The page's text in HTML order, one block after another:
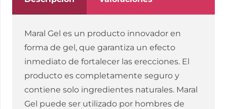
Maral Gel es un producto innovador en
forma de gel, que garantiza un efecto
inmediato de fortalecer las erecciones. El
producto es completamente seguro y
contiene solo ingredientes naturales. Maral
Gel puede ser utilizado por hombres de